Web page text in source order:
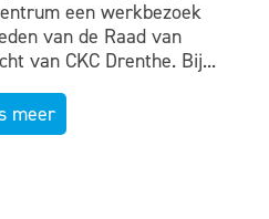
een werkbezoek
van de Raad van
van CKC Drenthe. Bij...
meer